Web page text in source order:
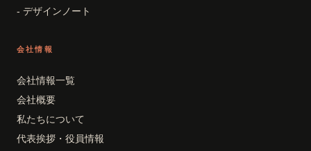
- デザインノート
会社情報
会社情報一覧
会社概要
私たちについて
代表挨拶・役員情報